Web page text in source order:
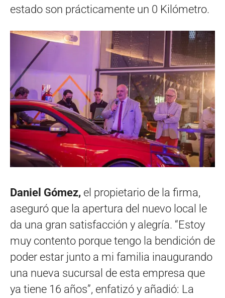
estado son prácticamente un 0 Kilómetro.
Daniel Gómez, el propietario de la firma,
aseguró que la apertura del nuevo local le
da una gran satisfacción y alegría. “Estoy
muy contento porque tengo la bendición de
poder estar junto a mi familia inaugurando
una nueva sucursal de esta empresa que
ya tiene 16 años”, enfatizó y añadió: La